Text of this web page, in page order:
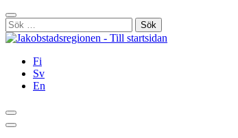
Hoppa
till
innehållet
Stäng
Sök
efter:
Fi
Sv
En
Sök
Huvudmeny